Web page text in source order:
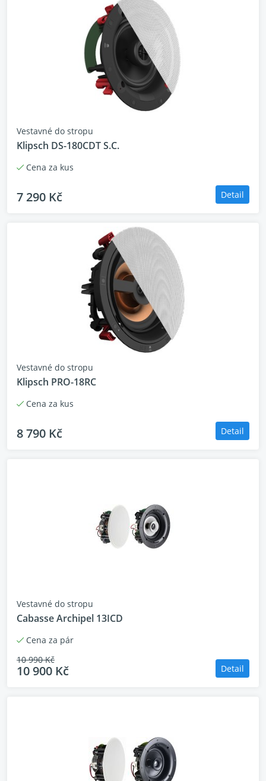
Vestavné do stropu
Klipsch DS-180CDT S.C.
Cena za kus
7 290 Kč Detail
Vestavné do stropu
Klipsch PRO-18RC
Cena za kus
8 790 Kč Detail
Vestavné do stropu
Cabasse Archipel 13ICD
Cena za pár
10 990 Kč
10 900 Kč Detail